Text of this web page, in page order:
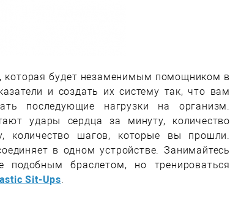
будет незаменимым помощником в
и создать их систему так, что вам
последующие нагрузки на организм.
удары сердца за минуту, количество
количество шагов, которые вы прошли.
в одном устройстве. Занимайтесь
браслетом, но тренироваться
Sit-Ups.